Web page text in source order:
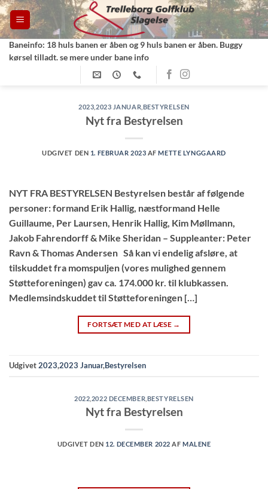
Fortsæt
til
indhold
Baneinfo: 18 huls banen er åben og 9 huls banen er åben. Buggy
kørsel tilladt. se mere under bane info
2023 2023 JANUAR BESTYRELSEN
Nyt fra Bestyrelsen
UDGIVET DEN 1. FEBRUAR 2023 AFMETTE LYNGGAARD
NYT FRA BESTYRELSEN Bestyrelsen består af følgende
personer: formand Erik Hallig, næstformand Helle
Guillaume, Per Laursen, Henrik Hallig, Kim Møllmann,
Jakob Fahrendorff & Mike Sheridan – Suppleanter: Peter
Ravn & Thomas Andersen Så kan vi endelig afsløre, at
tilskuddet fra momspuljen (vores mulighed gennem
Støtteforeningen) gav ca. 174.000 kr. til klubkassen.
Medlemsindskuddet til Støtteforeningen […]
FORTSÆT MED AT LÆSE →
Udgivet2023,2023 Januar,Bestyrelsen
2022 2022 DECEMBER BESTYRELSEN
Nyt fra Bestyrelsen
UDGIVET DEN 12. DECEMBER 2022 AFMALENE